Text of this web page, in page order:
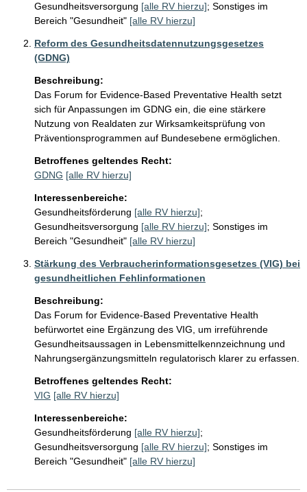
Gesundheitsversorgung [alle RV hierzu]; Sonstiges im
Bereich "Gesundheit" [alle RV hierzu]
Reform des Gesundheitsdatennutzungsgesetzes
(GDNG)
Beschreibung:
Das Forum for Evidence-Based Preventative Health setzt
sich für Anpassungen im GDNG ein, die eine stärkere
Nutzung von Realdaten zur Wirksamkeitsprüfung von
Präventionsprogrammen auf Bundesebene ermöglichen.
Betroffenes geltendes Recht:
GDNG [alle RV hierzu]
Interessenbereiche:
Gesundheitsförderung [alle RV hierzu];
Gesundheitsversorgung [alle RV hierzu]; Sonstiges im
Bereich "Gesundheit" [alle RV hierzu]
Stärkung des Verbraucherinformationsgesetzes (VIG) bei
gesundheitlichen Fehlinformationen
Beschreibung:
Das Forum for Evidence-Based Preventative Health
befürwortet eine Ergänzung des VIG, um irreführende
Gesundheitsaussagen in Lebensmittelkennzeichnung und
Nahrungsergänzungsmitteln regulatorisch klarer zu erfassen.
Betroffenes geltendes Recht:
VIG [alle RV hierzu]
Interessenbereiche:
Gesundheitsförderung [alle RV hierzu];
Gesundheitsversorgung [alle RV hierzu]; Sonstiges im
Bereich "Gesundheit" [alle RV hierzu]